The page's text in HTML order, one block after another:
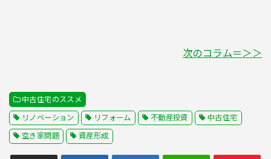
次のコラム＝＞＞
中古住宅のススメ
リノベーション リフォーム 不動産投資 中古住宅
空き家問題 資産形成